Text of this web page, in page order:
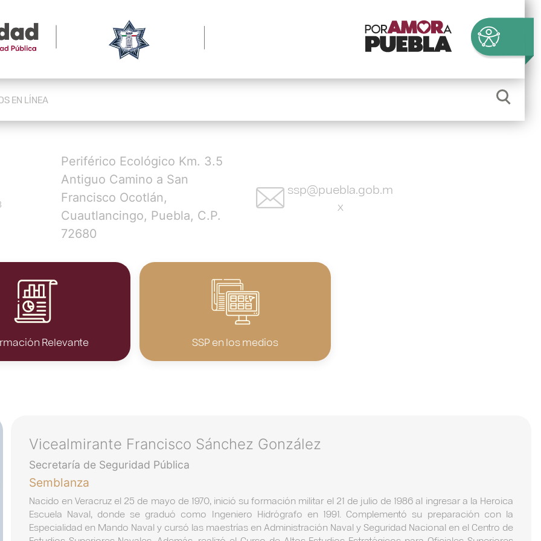
EN LÍNEA
Periférico Ecológico Km. 3.5
Antiguo Camino a San
Francisco Ocotlán,
Cuautlancingo, Puebla, C.P.
72680
ssp@puebla.gob.m
x
Relevante SSP en los medios
Vicealmirante Francisco Sánchez González
Secretaría de Seguridad Pública
Semblanza
Nacido en Veracruz el 25 de mayo de 1970, inició su formación militar el 21 de julio de 1986 al ingresar a la Heroica
Escuela Naval, donde se graduó como Ingeniero Hidrógrafo en 1991. Complementó su preparación con la
Especialidad en Mando Naval y cursó las maestrías en Administración Naval y Seguridad Nacional en el Centro de